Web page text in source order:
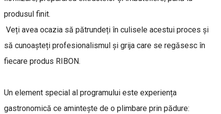
produsul finit.
Veți avea ocazia să pătrundeți în culisele acestui proces și
să cunoașteți profesionalismul și grija care se regăsesc în
fiecare produs RIBON.
Un element special al programului este experiența
gastronomică ce amintește de o plimbare prin pădure: